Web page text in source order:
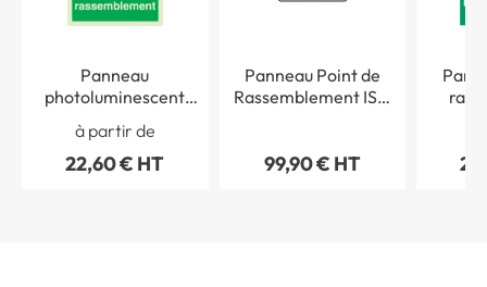
Panneau
photoluminescent
Point de
rassemblement
à partir de
22,60 € HT
Panneau Point de
Rassemblement ISO
99,90 € HT